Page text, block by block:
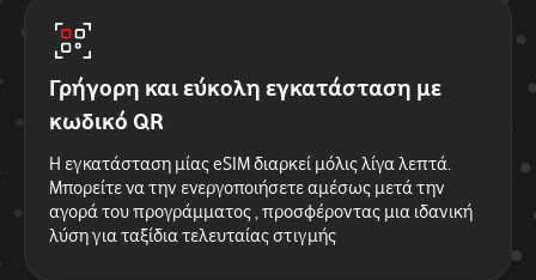
Γρήγορη και εύκολη εγκατάσταση με
κωδικό QR
Η εγκατάσταση μίας eSIM διαρκεί μόλις λίγα λεπτά.
Μπορείτε να την ενεργοποιήσετε αμέσως μετά την
αγορά του προγράμματος , προσφέροντας μια ιδανική
λύση για ταξίδια τελευταίας στιγμής